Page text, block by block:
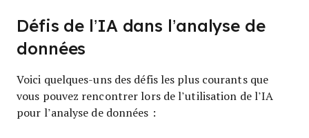
Défis de l’IA dans l’analyse de
données
Voici quelques-uns des défis les plus courants que
vous pouvez rencontrer lors de l’utilisation de l’IA
pour l’analyse de données :